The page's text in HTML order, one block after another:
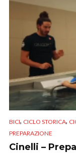
BICI, CICLO STORICA,
PREPARAZIONE
Cinelli –